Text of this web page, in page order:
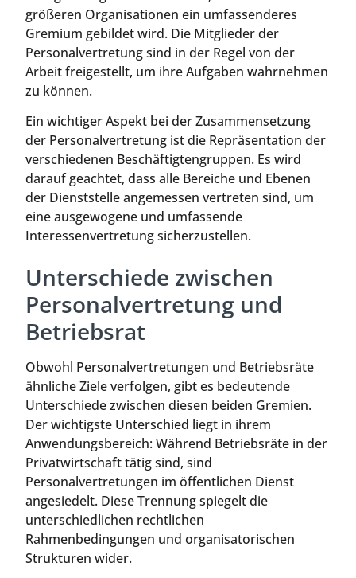
größeren Organisationen ein umfassenderes
Gremium gebildet wird. Die Mitglieder der
Personalvertretung sind in der Regel von der
Arbeit freigestellt, um ihre Aufgaben wahrnehmen
zu können.
Ein wichtiger Aspekt bei der Zusammensetzung
der Personalvertretung ist die Repräsentation der
verschiedenen Beschäftigtengruppen. Es wird
darauf geachtet, dass alle Bereiche und Ebenen
der Dienststelle angemessen vertreten sind, um
eine ausgewogene und umfassende
Interessenvertretung sicherzustellen.
Unterschiede zwischen
Personalvertretung und
Betriebsrat
Obwohl Personalvertretungen und Betriebsräte
ähnliche Ziele verfolgen, gibt es bedeutende
Unterschiede zwischen diesen beiden Gremien.
Der wichtigste Unterschied liegt in ihrem
Anwendungsbereich: Während Betriebsräte in der
Privatwirtschaft tätig sind, sind
Personalvertretungen im öffentlichen Dienst
angesiedelt. Diese Trennung spiegelt die
unterschiedlichen rechtlichen
Rahmenbedingungen und organisatorischen
Strukturen wider.